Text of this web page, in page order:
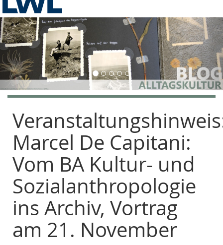
Vorherige
Marcel De Capitani:
Vom BA Kultur- und
Sozialanthropologie
ins Archiv, Vortrag
am 21. November